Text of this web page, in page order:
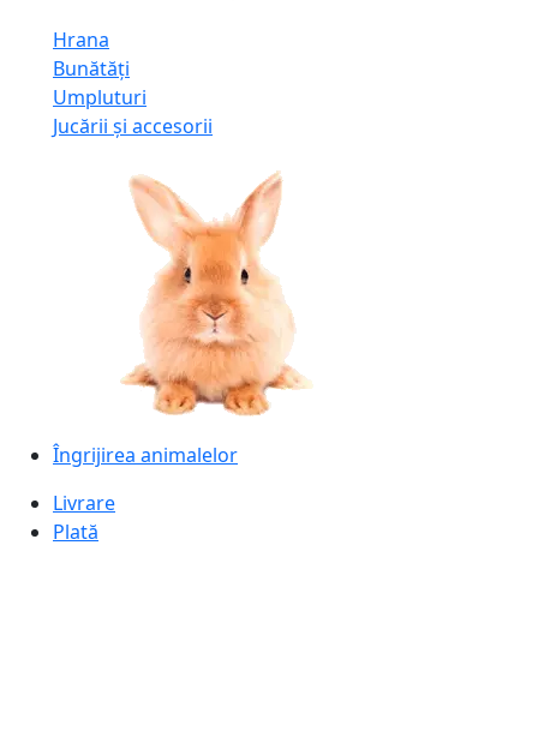
Hrana
Bunătăți
Umpluturi
Jucării și accesorii
Îngrijirea animalelor
Livrare
Plată